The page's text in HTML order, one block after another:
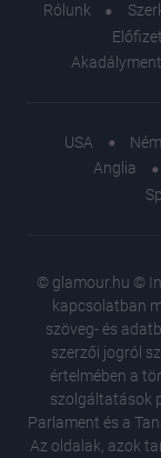
Rólunk
USA
Anglia
© glamour.hu ©
kapcsolatban
szöveg- és
szerzői jogról
értelmében a
szolgáltatások
Parlament és a
Az oldalak, azok